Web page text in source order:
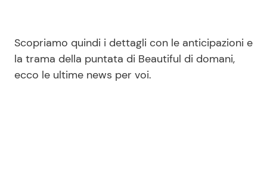
Scopriamo quindi i dettagli con le anticipazioni e
la trama della puntata di Beautiful di domani,
ecco le ultime news per voi.